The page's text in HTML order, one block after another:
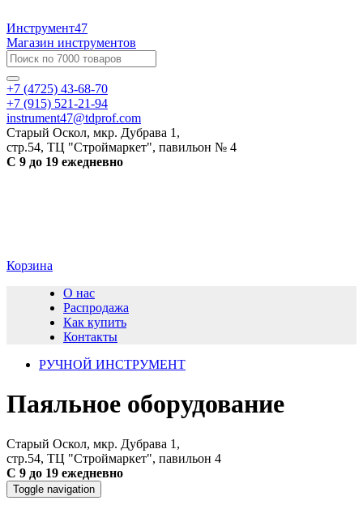
Инструмент47
Магазин инструментов
+7 (4725) 43-68-70
+7 (915) 521-21-94
instrument47@tdprof.com
Старый Оскол, мкр. Дубрава 1,
стр.54, ТЦ "Строймаркет", павильон № 4
С 9 до 19 ежедневно
Корзина
О нас
Распродажа
Как купить
Контакты
РУЧНОЙ ИНСТРУМЕНТ
Паяльное оборудование
Старый Оскол, мкр. Дубрава 1,
стр.54, ТЦ "Строймаркет", павильон 4
С 9 до 19 ежедневно
Toggle navigation